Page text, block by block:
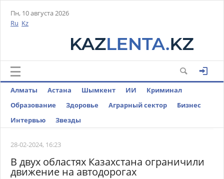
Пн, 10 августа 2026
Ru Kz
Алматы Астана Шымкент ИИ
Криминал
Образование
Здоровье Аграрный сектор
Бизнес
Интервью
Звезды
28-02-2024, 16:23
В двух областях Казахстана ограничили
движение на автодорогах